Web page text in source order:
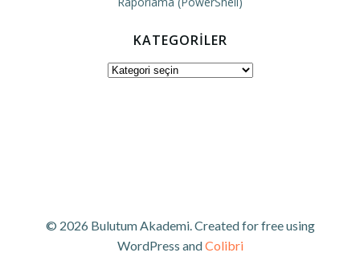
KATEGORILER
Kategoriler
© 2026 Bulutum Akademi. Created for free using
WordPress andColibri